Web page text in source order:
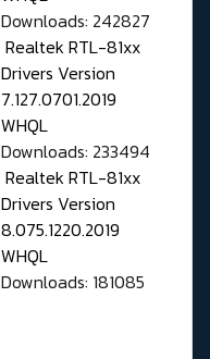
Downloads: 242827
Realtek RTL-81xx
Drivers Version
7.127.0701.2019
WHQL
Downloads: 233494
Realtek RTL-81xx
Drivers Version
8.075.1220.2019
WHQL
Downloads: 181085